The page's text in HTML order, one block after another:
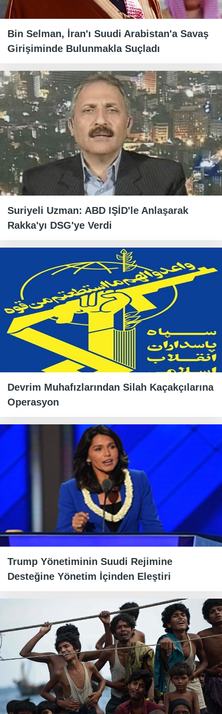
Bin Selman, İran'ı Suudi Arabistan'a Savaş
Girişiminde Bulunmakla Suçladı
Suriyeli Uzman: ABD IŞİD'le Anlaşarak
Rakka'yı DSG'ye Verdi
Devrim Muhafızlarından Silah Kaçakçılarına
Operasyon
Trump Yönetiminin Suudi Rejimine
Desteğine Yönetim İçinden Eleştiri